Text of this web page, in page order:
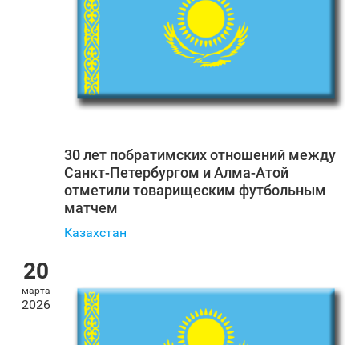
30 лет побратимских отношений между
Санкт‑Петербургом и Алма-Атой
отметили товарищеским футбольным
матчем
Казахстан
20
марта
2026